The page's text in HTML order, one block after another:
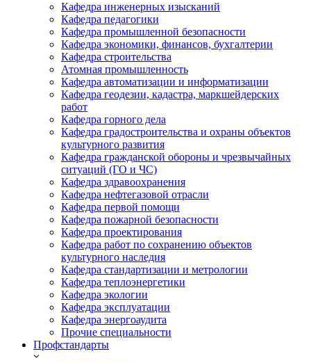
Кафедра инженерных изысканий
Кафедра педагогики
Кафедра промышленной безопасности
Кафедра экономики, финансов, бухгалтерии
Кафедра строительства
Атомная промышленность
Кафедра автоматизации и информатизации
Кафедра геодезии, кадастра, маркшейдерских
работ
Кафедра горного дела
Кафедра градостроительства и охраны объектов
культурного развития
Кафедра гражданской обороны и чрезвычайных
ситуаций (ГО и ЧС)
Кафедра здравоохранения
Кафедра нефтегазовой отрасли
Кафедра первой помощи
Кафедра пожарной безопасности
Кафедра проектирования
Кафедра работ по сохранению объектов
культурного наследия
Кафедра стандартизации и метрологии
Кафедра теплоэнергетики
Кафедра экологии
Кафедра эксплуатации
Кафедра энергоаудита
Прочие специальности
Профстандарты